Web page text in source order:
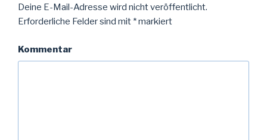
Deine E-Mail-Adresse wird nicht veröffentlicht.
Erforderliche Felder sind mit *markiert
Kommentar